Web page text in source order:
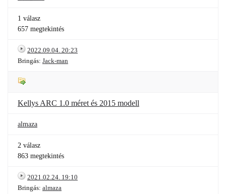
1 válasz
657 megtekintés
2022.09.04. 20:23
Bringás: Jack-man
Kellys ARC 1.0 méret és 2015 modell
almaza
2 válasz
863 megtekintés
2021.02.24. 19:10
Bringás: almaza